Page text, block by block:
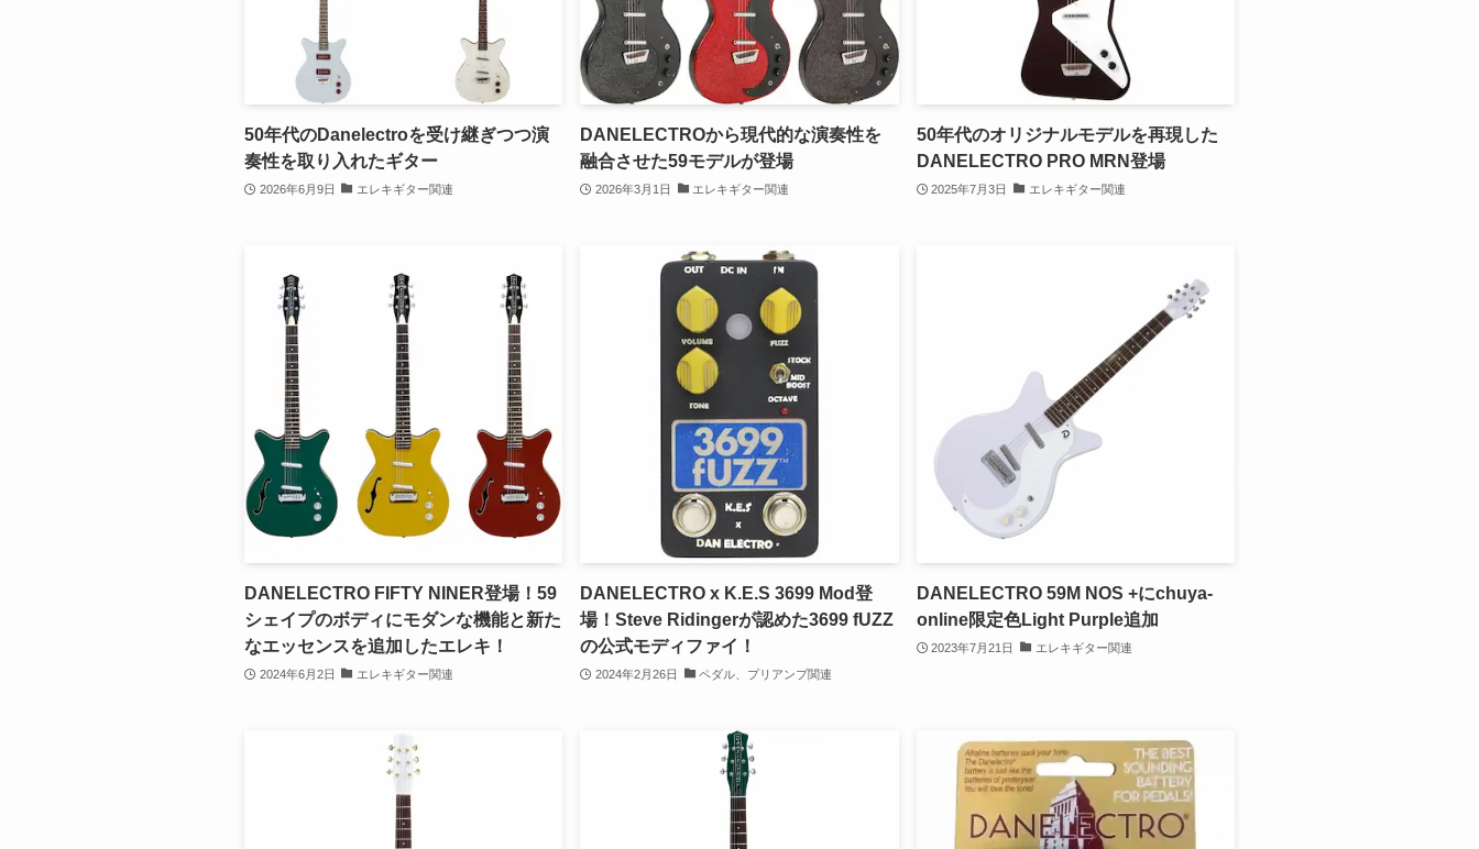
50年代のDanelectroを受け継ぎつつ演
奏性を取り入れたギター
2026年6月9日 エレキギター関連
DANELECTROから現代的な演奏性を
融合させた59モデルが登場
2026年3月1日 エレキギター関連
50年代のオリジナルモデルを再現した
DANELECTRO PRO MRN登場
2025年7月3日 エレキギター関連
DANELECTRO FIFTY NINER登場！59
シェイプのボディにモダンな機能と新た
なエッセンスを追加したエレキ！
2024年6月2日 エレキギター関連
DANELECTRO x K.E.S 3699 Mod登
場！Steve Ridingerが認めた3699 fUZZ
の公式モディファイ！
2024年2月26日 ペダル、プリアンプ関連
DANELECTRO 59M NOS +にchuya-
online限定色Light Purple追加
2023年7月21日 エレキギター関連